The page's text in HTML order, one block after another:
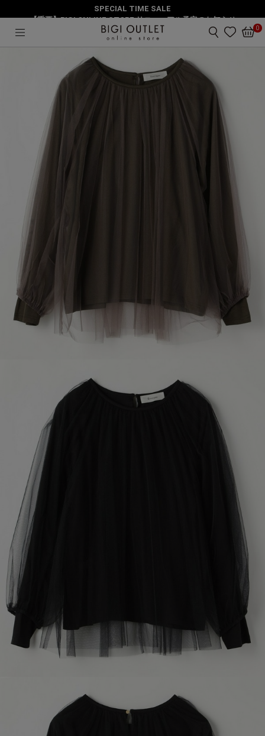
SPECIAL TIME SALE
【重要】BIGI ONLINE STORE リニューアル予定のお知らせ
0
トップス
【大きいサイズ】ソフトチュール×天竺ドッキングプルオーバー